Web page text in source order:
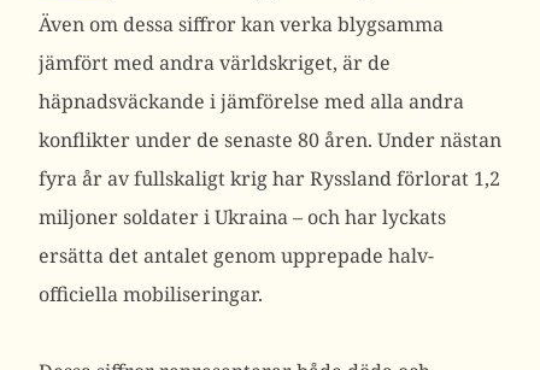
Även om dessa siffror kan verka blygsamma
jämfört med andra världskriget, är de
häpnadsväckande i jämförelse med alla andra
konflikter under de senaste 80 åren. Under nästan
fyra år av fullskaligt krig har Ryssland förlorat 1,2
miljoner soldater i Ukraina – och har lyckats
ersätta det antalet genom upprepade halv-
officiella mobiliseringar.